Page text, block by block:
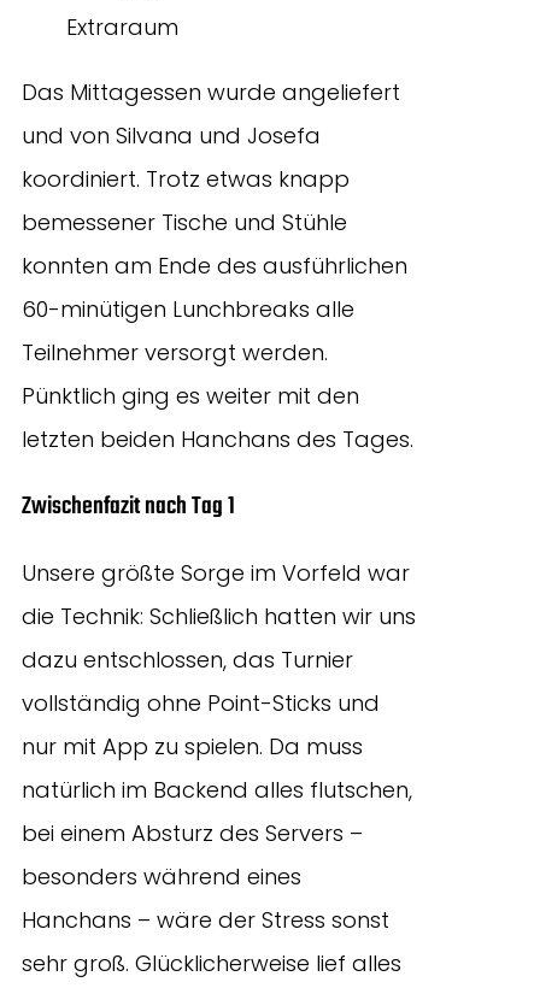
Extraraum
Das Mittagessen wurde angeliefert
und von Silvana und Josefa
koordiniert. Trotz etwas knapp
bemessener Tische und Stühle
konnten am Ende des ausführlichen
60-minütigen Lunchbreaks alle
Teilnehmer versorgt werden.
Pünktlich ging es weiter mit den
letzten beiden Hanchans des Tages.
Zwischenfazit nach Tag 1
Unsere größte Sorge im Vorfeld war
die Technik: Schließlich hatten wir uns
dazu entschlossen, das Turnier
vollständig ohne Point-Sticks und
nur mit App zu spielen. Da muss
natürlich im Backend alles flutschen,
bei einem Absturz des Servers –
besonders während eines
Hanchans – wäre der Stress sonst
sehr groß. Glücklicherweise lief alles